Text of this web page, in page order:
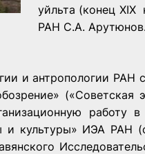
уйльта (конец XIX
РАН С.А. Арутюнов.
и антропологии
(«Советская
работу в
и культуры» ИЭА РАН